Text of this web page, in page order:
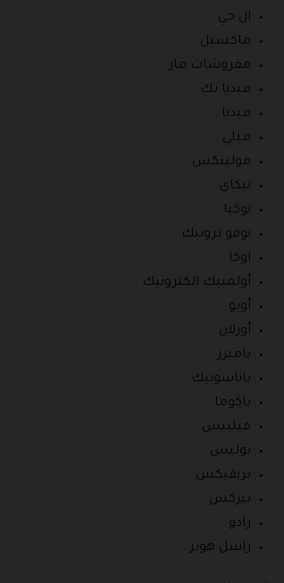
ال جي .
ماكسيل .
مفروشات ماز .
ميديا تك .
ميديا .
ميلي .
مولينكس .
نيكاي .
نوكيا .
نوفو ترونيك .
اوكا .
أولمبيك الكترونيك .
أوبو .
أورلان .
بامبرز .
باناسونيك .
باكوما .
فيليبس .
بوليس .
بريفيكس .
بيركس .
رادو .
راسل هوبز .